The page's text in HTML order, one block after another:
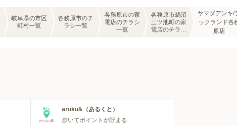
岐阜県の市区
町村一覧
各務原市のチ
ラシ一覧
各務原市の家
電店のチラシ
一覧
各務原市鵜沼
三ツ池町の家
電店のチラシ
ヤマダデンキ/
ックランド各
原店
aruku&（あるくと）
歩いてポイントが貯まる